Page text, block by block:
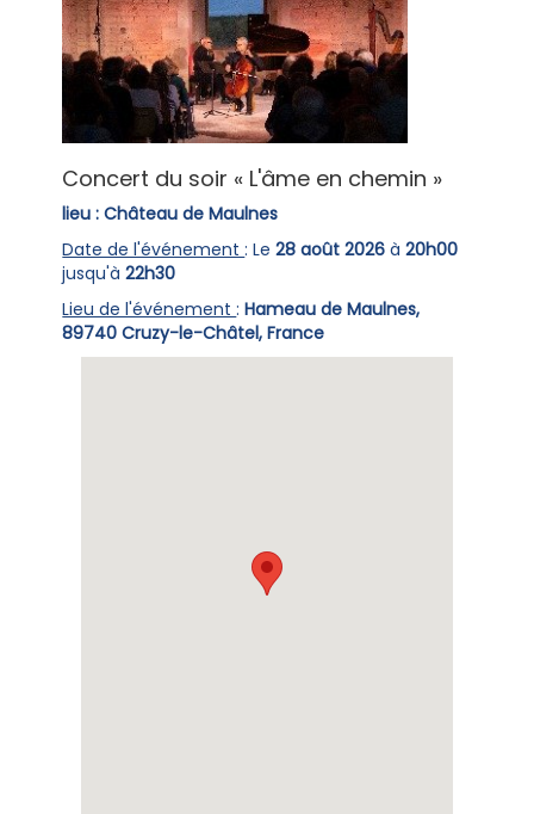
Concert du soir « L'âme en chemin »
lieu : Château de Maulnes
Date de l'événement: Le28 août 2026 à20h00
jusqu'à22h30
Lieu de l'événement:Hameau de Maulnes,
89740 Cruzy-le-Châtel, France